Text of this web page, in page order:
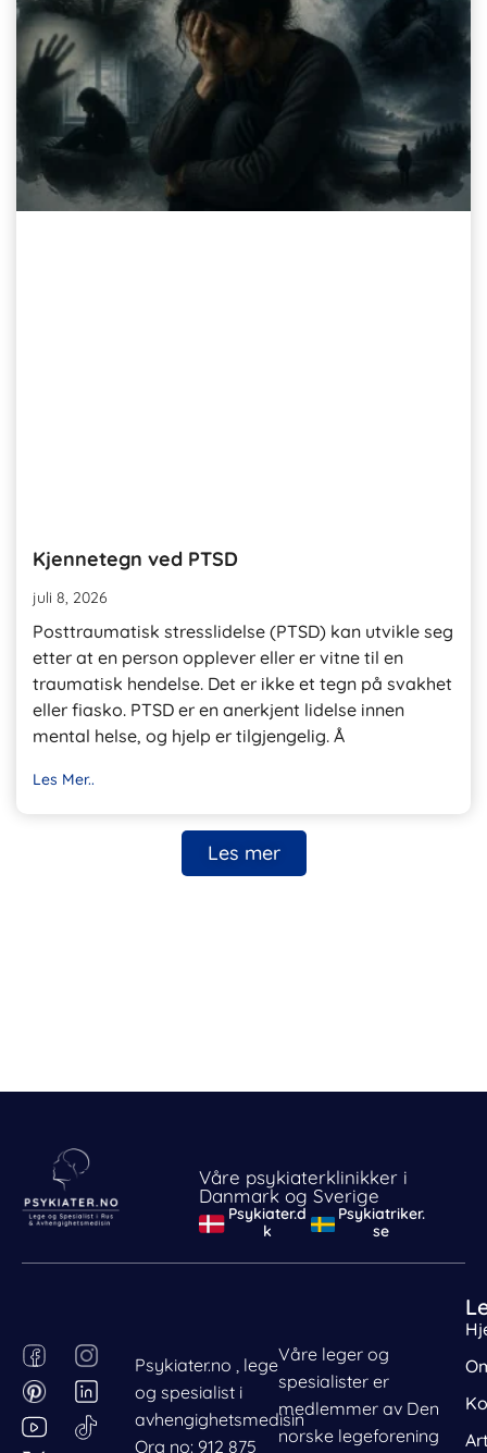
Kjennetegn ved PTSD
juli 8, 2026
Posttraumatisk stresslidelse (PTSD) kan utvikle seg
etter at en person opplever eller er vitne til en
traumatisk hendelse. Det er ikke et tegn på svakhet
eller fiasko. PTSD er en anerkjent lidelse innen
mental helse, og hjelp er tilgjengelig. Å
Les Mer..
Les mer
Våre psykiaterklinikker i
Danmark og Sverige
Psykiater.d
k
Psykiatriker.
se
Psykiater.no , lege
og spesialist i
avhengighetsmedisin
Org no: 912 875
Våre leger og
spesialister er
medlemmer av Den
norske legeforening
F
a
c
e
I
n
s
t
P
i
n
t
L
i
n
k
Behandle ditt samtykke
For å gi best mulig opplevelse bruker vi
informasjonskapsler for å lagre eller få tilgang til
enhetsdata. Å nekte samtykke kan begrense enkelte